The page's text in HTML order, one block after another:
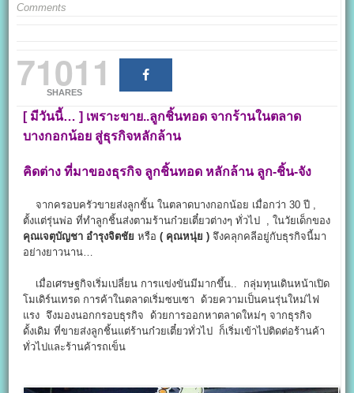
Comments
71011
SHARES
[ มีวันนี้… ] เพราะขาย..ลูกชิ้นทอด จากร้านในตลาด
บางกอกน้อย สู่ธุรกิจหลักล้าน
คิดต่าง ที่มาของธุรกิจ ลูกชิ้นทอด หลักล้าน ลูก-ชิ้น-จัง
จากครอบครัวขายส่งลูกชิ้น ในตลาดบางกอกน้อย เมื่อกว่า 30 ปี ,
ตั้งแต่รุ่นพ่อ ที่ทำลูกชิ้นส่งตามร้านก๋วยเตี๋ยวต่างๆ ทั่วไป , ในวัยเด็กของ
คุณเจตุบัญชา อำรุงจิตชัย หรือ ( คุณหนุ่ย ) จึงคลุกคลีอยู่กับธุรกิจนี้มา
อย่างยาวนาน…
เมื่อเศรษฐกิจเริ่มเปลี่ยน การแข่งขันมีมากขึ้น.. กลุ่มทุนเดินหน้าเปิด
โมเดิร์นเทรด การค้าในตลาดเริ่มซบเซา ด้วยความเป็นคนรุ่นใหม่ไฟ
แรง จึงมองนอกกรอบธุรกิจ ด้วยการออกหาตลาดใหม่ๆ จากธุรกิจ
ดั้งเดิม ที่ขายส่งลูกชิ้นแต่ร้านก๋วยเตี๋ยวทั่วไป ก็เริ่มเข้าไปติดต่อร้านค้า
ทั่วไปและร้านค้ารถเข็น